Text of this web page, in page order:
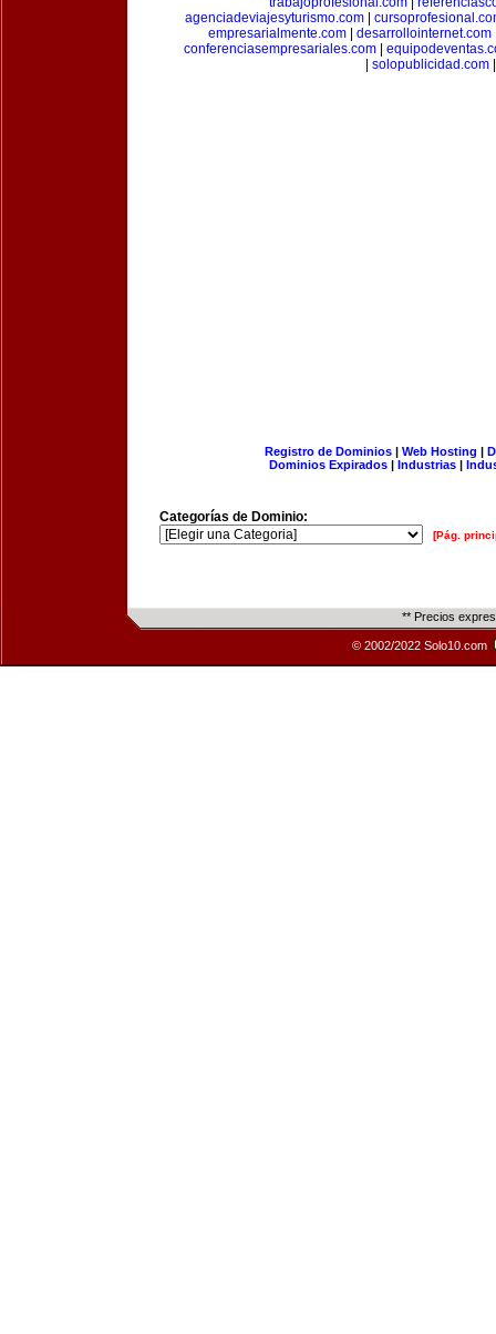
agenciadeviajesyturismo.com
empresarialmente.com
desarrollointernet.com
conferenciasempresariales.com
solopublicidad.com
Registro de Dominios| Web Hosting |
Dominios Expirados | Industrias |
Categorías de Dominio:
[Pág.
** Precios
© 2002/2022 Solo10.com